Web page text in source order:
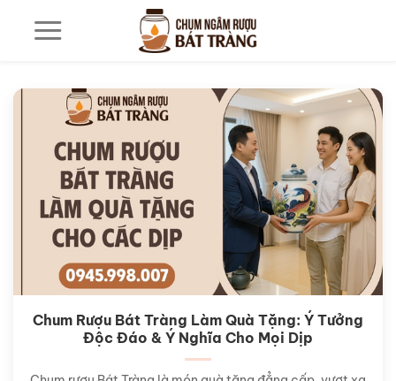
Chum Rượu Bát Tràng Làm Quà Tặng: Ý Tưởng
Độc Đáo & Ý Nghĩa Cho Mọi Dịp